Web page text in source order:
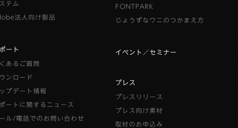
テム
法人向け製品
ート
あるご質問
ンロード
プデート情報
ートに関するニュース
ル/電話でのお問い合わせ
FONTPARK
じょうずなワニのつかまえ方
イベント／セミナー
プレス
プレスリリース
プレス向け素材
取材のお申込み